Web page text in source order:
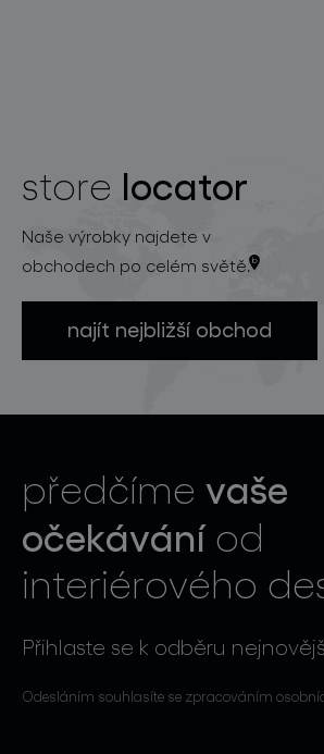
store locator
Naše výrobky najdete v
obchodech po celém světě.
najít nejbližší obchod
předčíme vaše
očekáváníod
interiérového
Přihlaste se k odběru
Odesláním souhlasíte se zpracováním